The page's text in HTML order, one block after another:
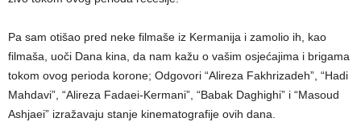
Pa sam otišao pred neke filmaše iz Kermanija i zamolio ih, kao
filmaša, uoči Dana kina, da nam kažu o vašim osjećajima i brigama
tokom ovog perioda korone; Odgovori “Alireza Fakhrizadeh”, “Hadi
Mahdavi”, “Alireza Fadaei-Kermani”, “Babak Daghighi” i “Masoud
Ashjaei” izražavaju stanje kinematografije ovih dana.